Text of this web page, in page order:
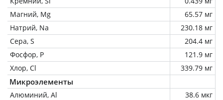
Магний, Mg
65.57 мг
Натрий, Na
230.18 мг
Сера, S
204.4 мг
Фосфор, P
121.9 мг
Хлор, Cl
339.79 мг
Микроэлементы
Алюминий, Al
38.6 мкг